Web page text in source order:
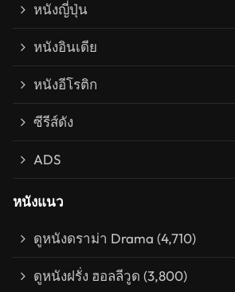
หนังญี่ปุ่น
หนังอินเดีย
หนังอีโรติก
ซีรีส์ดัง
ADS
หนังแนว
ดูหนังดราม่า Drama (4,710)
ดูหนังฝรั่ง ฮอลลีวูด (3,800)